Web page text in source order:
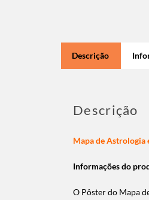
Descrição
Descrição
Mapa de Astrologia
Informações do
O Pôster do Mapa